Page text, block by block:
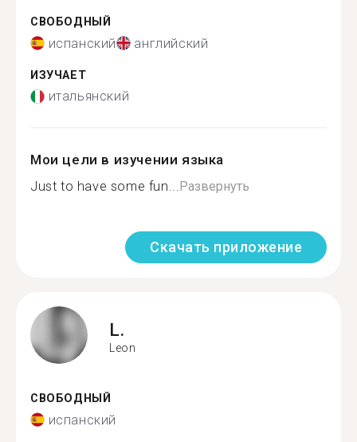
СВОБОДНЫЙ
испанский английский
ИЗУЧАЕТ
итальянский
Мои цели в изучении языка
Just to have some fun...Развернуть
Скачать приложение
L.
Leon
СВОБОДНЫЙ
испанский